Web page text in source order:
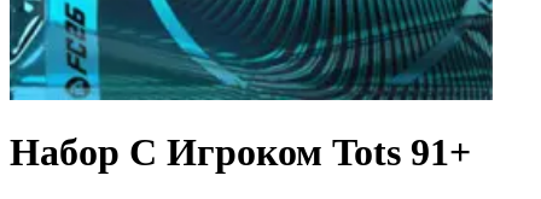
Набор С Игроком Tots 91+